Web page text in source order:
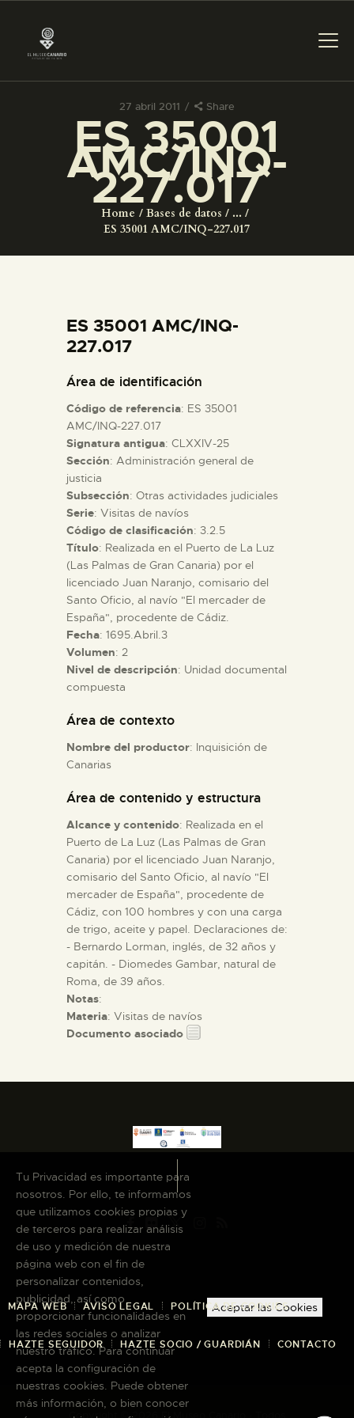
27 abril 2011 Share
ES 35001
AMC/INQ-
227.017
Home Bases de datos
...
ES 35001 AMC/INQ-227.017
PREPARAR LA VISITA
ACTIVIDADES
COLECCIONES
ESPAÑOL
PREPARAR LA VISITA
ACTIVIDADES
█
EL MUSEO
COLECCIONES
ESPAÑOL
ES 35001 AMC/INQ-
227.017
Área de identificación
Código de referencia: ES 35001
AMC/INQ-227.017
Signatura antigua: CLXXIV-25
Sección: Administración general de
justicia
Subsección: Otras actividades judiciales
Serie: Visitas de navíos
Código de clasificación: 3.2.5
Título: Realizada en el Puerto de La Luz
(Las Palmas de Gran Canaria) por el
licenciado Juan Naranjo, comisario del
Santo Oficio, al navío "El mercader de
España", procedente de Cádiz.
Fecha: 1695.Abril.3
Volumen: 2
Nivel de descripción: Unidad documental
compuesta
Área de contexto
Nombre del productor: Inquisición de
Canarias
Área de contenido y estructura
Alcance y contenido: Realizada en el
Puerto de La Luz (Las Palmas de Gran
Canaria) por el licenciado Juan Naranjo,
comisario del Santo Oficio, al navío "El
mercader de España", procedente de
Cádiz, con 100 hombres y con una carga
de trigo, aceite y papel. Declaraciones de:
- Bernardo Lorman, inglés, de 32 años y
capitán. - Diomedes Gambar, natural de
Roma, de 39 años.
Notas:
Materia: Visitas de navíos
Documento asociado
MAPA WEB AVISO LEGAL POLÍTICA DE COOKIES
HAZTE SEGUIDOR HAZTE SOCIO / GUARDIÁN CONTACTO
Copyright © 2026 El Museo Canario · Todos
Tu Privacidad es importante para
nosotros. Por ello, te informamos
que utilizamos cookies propias y
de terceros para realizar análisis
de uso y medición de nuestra
página web con el fin de
personalizar contenidos,
publicidad, así como
proporcionar funcionalidades en
las redes sociales o analizar
nuestro tráfico. Para continuar
acepta la configuración de
nuestras cookies. Puede obtener
más información, o bien conocer
Aceptar las Cookies